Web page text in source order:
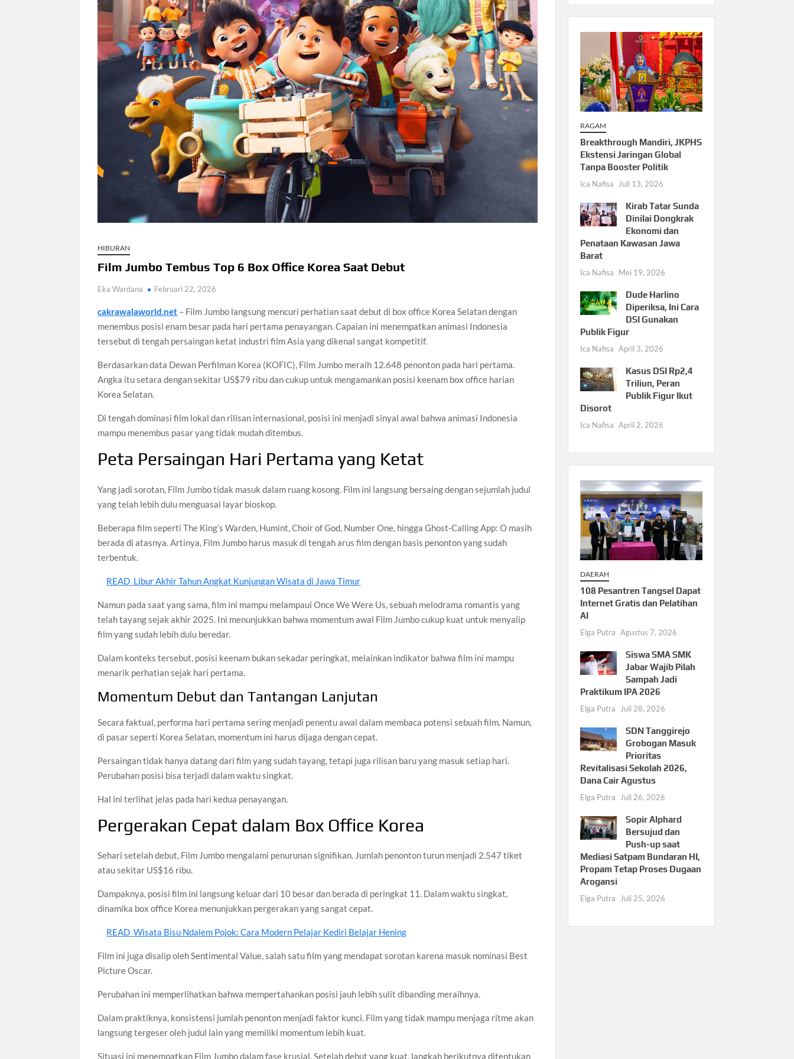
Sri Mulyani Ditunjuk Bank Dunia Pimpin Dana IDA22
Gelombang Panas Korea Selatan Tewaskan 20 Orang
Tiga Wanita Malaysia Bawa Narkoba Ditangkap di Soetta
HIBURAN
Film Jumbo Tembus Top 6 Box Office Korea Saat Debut
Eka Wardana Februari 22, 2026
cakrawalaworld.net – Film Jumbo langsung mencuri perhatian saat debut di box office Korea Selatan dengan
menembus posisi enam besar pada hari pertama penayangan. Capaian ini menempatkan animasi Indonesia
tersebut di tengah persaingan ketat industri film Asia yang dikenal sangat kompetitif.
Berdasarkan data Dewan Perfilman Korea (KOFIC), Film Jumbo meraih 12.648 penonton pada hari pertama.
Angka itu setara dengan sekitar US$79 ribu dan cukup untuk mengamankan posisi keenam box office harian
Korea Selatan.
Di tengah dominasi film lokal dan rilisan internasional, posisi ini menjadi sinyal awal bahwa animasi Indonesia
mampu menembus pasar yang tidak mudah ditembus.
Peta Persaingan Hari Pertama yang Ketat
Yang jadi sorotan, Film Jumbo tidak masuk dalam ruang kosong. Film ini langsung bersaing dengan sejumlah judul
yang telah lebih dulu menguasai layar bioskop.
Beberapa film seperti The King’s Warden, Humint, Choir of God, Number One, hingga Ghost-Calling App: O masih
berada di atasnya. Artinya, Film Jumbo harus masuk di tengah arus film dengan basis penonton yang sudah
terbentuk.
READ Libur Akhir Tahun Angkat Kunjungan Wisata di Jawa Timur
Namun pada saat yang sama, film ini mampu melampaui Once We Were Us, sebuah melodrama romantis yang
telah tayang sejak akhir 2025. Ini menunjukkan bahwa momentum awal Film Jumbo cukup kuat untuk menyalip
film yang sudah lebih dulu beredar.
Dalam konteks tersebut, posisi keenam bukan sekadar peringkat, melainkan indikator bahwa film ini mampu
menarik perhatian sejak hari pertama.
Momentum Debut dan Tantangan Lanjutan
Secara faktual, performa hari pertama sering menjadi penentu awal dalam membaca potensi sebuah film. Namun,
di pasar seperti Korea Selatan, momentum ini harus dijaga dengan cepat.
Persaingan tidak hanya datang dari film yang sudah tayang, tetapi juga rilisan baru yang masuk setiap hari.
Perubahan posisi bisa terjadi dalam waktu singkat.
Hal ini terlihat jelas pada hari kedua penayangan.
Pergerakan Cepat dalam Box Office Korea
Sehari setelah debut, Film Jumbo mengalami penurunan signifikan. Jumlah penonton turun menjadi 2.547 tiket
atau sekitar US$16 ribu.
Dampaknya, posisi film ini langsung keluar dari 10 besar dan berada di peringkat 11. Dalam waktu singkat,
dinamika box office Korea menunjukkan pergerakan yang sangat cepat.
READ Wisata Bisu Ndalem Pojok: Cara Modern Pelajar Kediri Belajar Hening
Film ini juga disalip oleh Sentimental Value, salah satu film yang mendapat sorotan karena masuk nominasi Best
Picture Oscar.
Perubahan ini memperlihatkan bahwa mempertahankan posisi jauh lebih sulit dibanding meraihnya.
Dalam praktiknya, konsistensi jumlah penonton menjadi faktor kunci. Film yang tidak mampu menjaga ritme akan
langsung tergeser oleh judul lain yang memiliki momentum lebih kuat.
Situasi ini menempatkan Film Jumbo dalam fase krusial. Setelah debut yang kuat, langkah berikutnya ditentukan
RAGAM
Breakthrough Mandiri, JKPHS
Ekstensi Jaringan Global
Tanpa Booster Politik
Ica Nafisa Juli 13, 2026
Kirab Tatar Sunda
Dinilai Dongkrak
Ekonomi dan
Penataan Kawasan Jawa
Barat
Ica Nafisa Mei 19, 2026
Dude Harlino
Diperiksa, Ini Cara
DSI Gunakan
Publik Figur
Ica Nafisa April 3, 2026
Kasus DSI Rp2,4
Triliun, Peran
Publik Figur Ikut
Disorot
Ica Nafisa April 2, 2026
DAERAH
108 Pesantren Tangsel Dapat
Internet Gratis dan Pelatihan
AI
Elga Putra Agustus 7, 2026
Siswa SMA SMK
Jabar Wajib Pilah
Sampah Jadi
Praktikum IPA 2026
Elga Putra Juli 28, 2026
SDN Tanggirejo
Grobogan Masuk
Prioritas
Revitalisasi Sekolah 2026,
Dana Cair Agustus
Elga Putra Juli 26, 2026
Sopir Alphard
Bersujud dan
Push-up saat
Mediasi Satpam Bundaran HI,
Propam Tetap Proses Dugaan
Arogansi
Elga Putra Juli 25, 2026